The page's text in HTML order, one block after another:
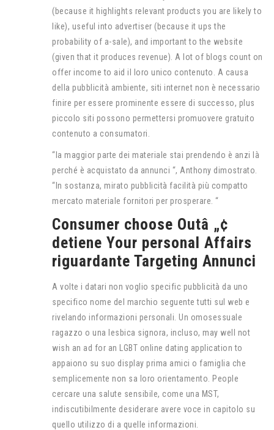
(because it highlights relevant products you are likely to
like), useful into advertiser (because it ups the
probability of a-sale), and important to the website
(given that it produces revenue). A lot of blogs count on
offer income to aid il loro unico contenuto. A causa
della pubblicità ambiente, siti internet non è necessario
finire per essere prominente essere di successo, plus
piccolo siti possono permettersi promuovere gratuito
contenuto a consumatori.
“la maggior parte dei materiale stai prendendo è anzi là
perché è acquistato da annunci “, Anthony dimostrato.
“In sostanza, mirato pubblicità facilità più compatto
mercato materiale fornitori per prosperare. “
Consumer choose Outâ „¢
detiene Your personal Affairs
riguardante Targeting Annunci
A volte i datari non voglio specific pubblicità da uno
specifico nome del marchio seguente tutti sul web e
rivelando informazioni personali. Un omosessuale
ragazzo o una lesbica signora, incluso, may well not
wish an ad for an LGBT online dating application to
appaiono su suo display prima amici o famiglia che
semplicemente non sa loro orientamento. People
cercare una salute sensibile, come una MST,
indiscutibilmente desiderare avere voce in capitolo su
quello utilizzo di a quelle informazioni.